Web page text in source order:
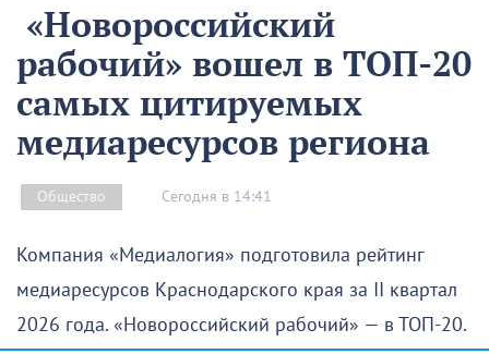
«Новороссийский
рабочий» вошел в ТОП-20
самых цитируемых
медиаресурсов региона
Общество Сегодня в 14:41
Компания «Медиалогия» подготовила рейтинг
медиаресурсов Краснодарского края за II квартал
2026 года. «Новороссийский рабочий» — в ТОП-20.